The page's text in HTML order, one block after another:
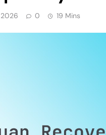
0 19 Mins